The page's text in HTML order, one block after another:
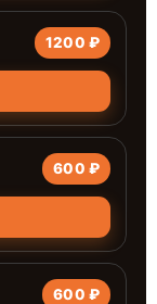
1200 ₽
600 ₽
600 ₽